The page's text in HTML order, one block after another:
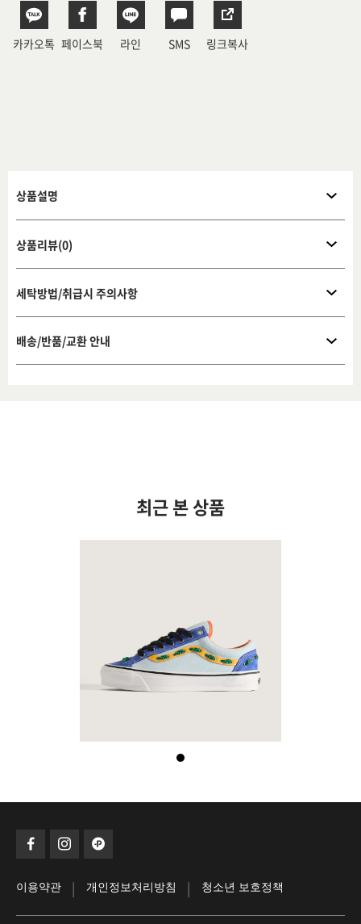
카카오톡 페이스북 라인 SMS 링크복사
상품설명
상품리뷰(0)
세탁방법/취급시 주의사항
배송/반품/교환 안내
최근 본 상품
이용약관 | 개인정보처리방침 | 청소년 보호정책